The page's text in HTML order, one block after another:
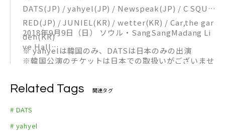
DATS(JP) / yahyel(JP) / Newspeak(JP) / C SQUA
RED(JP) / JUNIEL(KR) / wetter(KR) / Car,the gar
den(KR)
※ yahyelは韓国のみ、DATSは日本のみの出演
2018年9月9日（日） ソウル・SangSangMadang Li
ve Hall
※韓国公演のチケットは日本での取扱いがございませ
Related Tags 関連タグ
# DATS
# yahyel